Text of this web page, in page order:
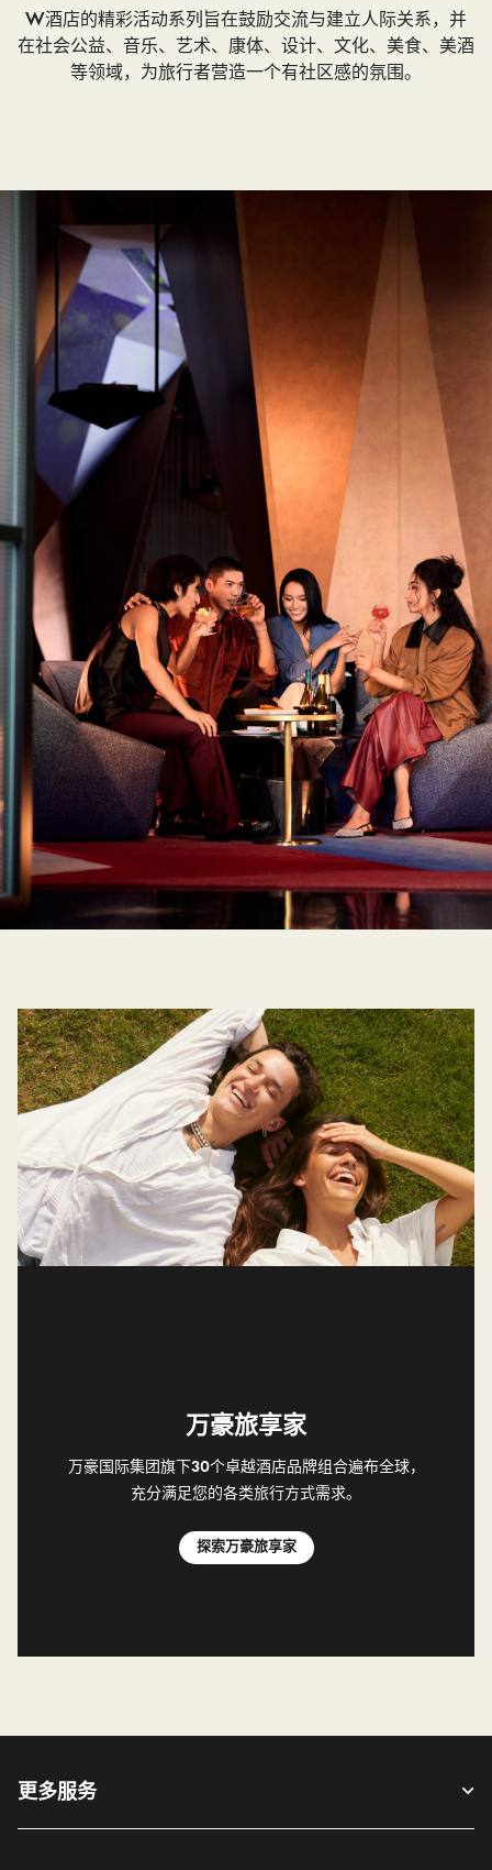
W酒店的精彩活动系列旨在鼓励交流与建立人际关系，并
在社会公益、音乐、艺术、康体、设计、文化、美食、美酒
等领域，为旅行者营造一个有社区感的氛围。
万豪旅享家
万豪国际集团旗下30个卓越酒店品牌组合遍布全球，
充分满足您的各类旅行方式需求。
探索万豪旅享家Open in New Tab
更多服务